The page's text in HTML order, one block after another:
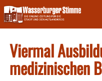
Skip
to
content
Viermal
medizinischen